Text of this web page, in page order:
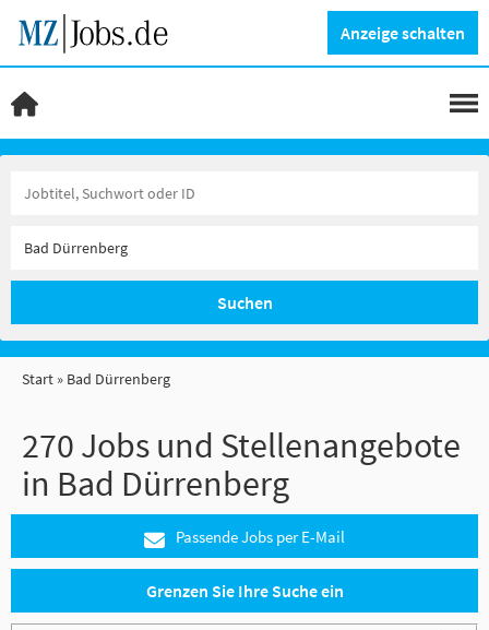
Anzeige schalten
Suchen
Start Bad Dürrenberg
270 Jobs und Stellenangebote
in Bad Dürrenberg
Passende Jobs per E-Mail
Grenzen Sie Ihre Suche ein